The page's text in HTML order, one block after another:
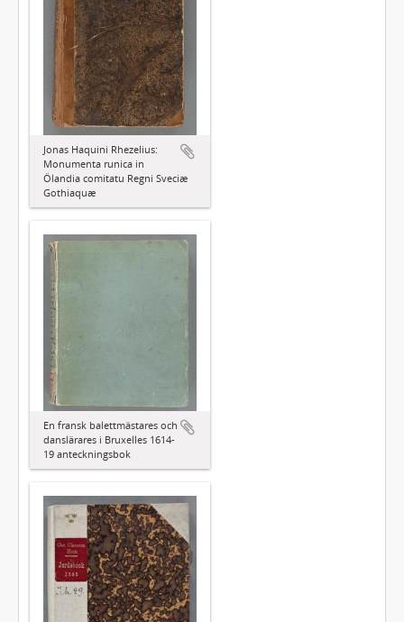
Jonas Haquini Rhezelius:
Monumenta runica in
Ölandia comitatu Regni Sveciæ
Gothiaquæ
En fransk balettmästares och
danslärares i Bruxelles 1614-
19 anteckningsbok